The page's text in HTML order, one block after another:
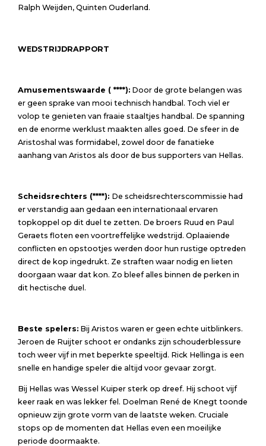
Ralph Weijden, Quinten Ouderland.
WEDSTRIJDRAPPORT
Amusementswaarde ( ****):Door de grote belangen was
er geen sprake van mooi technisch handbal. Toch viel er
volop te genieten van fraaie staaltjes handbal. De spanning
en de enorme werklust maakten alles goed. De sfeer in de
Aristoshal was formidabel, zowel door de fanatieke
aanhang van Aristos als door de bus supporters van Hellas.
Scheidsrechters (****): De scheidsrechterscommissie had
er verstandig aan gedaan een internationaal ervaren
topkoppel op dit duel te zetten. De broers Ruud en Paul
Geraets floten een voortreffelijke wedstrijd. Oplaaiende
conflicten en opstootjes werden door hun rustige optreden
direct de kop ingedrukt. Ze straften waar nodig en lieten
doorgaan waar dat kon. Zo bleef alles binnen de perken in
dit hectische duel.
Beste spelers:Bij Aristos waren er geen echte uitblinkers.
Jeroen de Ruijter schoot er ondanks zijn schouderblessure
toch weer vijf in met beperkte speeltijd. Rick Hellinga is een
snelle en handige speler die altijd voor gevaar zorgt.
Bij Hellas was Wessel Kuiper sterk op dreef. Hij schoot vijf
keer raak en was lekker fel. Doelman René de Knegt toonde
opnieuw zijn grote vorm van de laatste weken. Cruciale
stops op de momenten dat Hellas even een moeilijke
periode doormaakte.